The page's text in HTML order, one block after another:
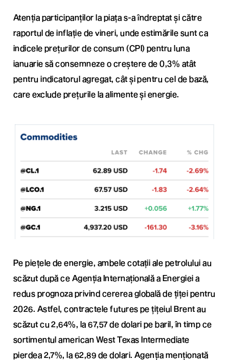
Atenția participanților la piața s-a îndreptat și către
raportul de inflație de vineri, unde estimările sunt ca
indicele prețurilor de consum (CPI) pentru luna
ianuarie să consemneze o creștere de 0,3% atât
pentru indicatorul agregat, cât și pentru cel de bază,
care exclude prețurile la alimente și energie.
Pe piețele de energie, ambele cotații ale petrolului au
scăzut după ce Agenția Internațională a Energiei a
redus prognoza privind cererea globală de țiței pentru
2026. Astfel, contractele futures pe țițeiul Brent au
scăzut cu 2,64%, la 67,57 de dolari pe baril, în timp ce
sortimentul american West Texas Intermediate
pierdea 2,7%, la 62,89 de dolari. Agenția menționată